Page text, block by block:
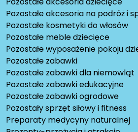
Pozostałe akcesoria na podróż i
Pozostałe kosmetyki do włosów
Pozostałe meble dziecięce
Pozostałe wyposażenie pokoju
Pozostałe zabawki
Pozostałe zabawki dla niemowląt
Pozostałe zabawki edukacyjne
Pozostałe zabawki ogrodowe
Pozostały sprzęt siłowy i fitness
Preparaty medycyny naturalnej